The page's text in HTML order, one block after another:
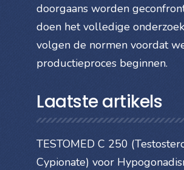
doorgaans worden
doen het volledige
volgen de normen voordat
productieproces beginnen.
Laatste artikels
TESTOMED C 250
Cypionate) voor